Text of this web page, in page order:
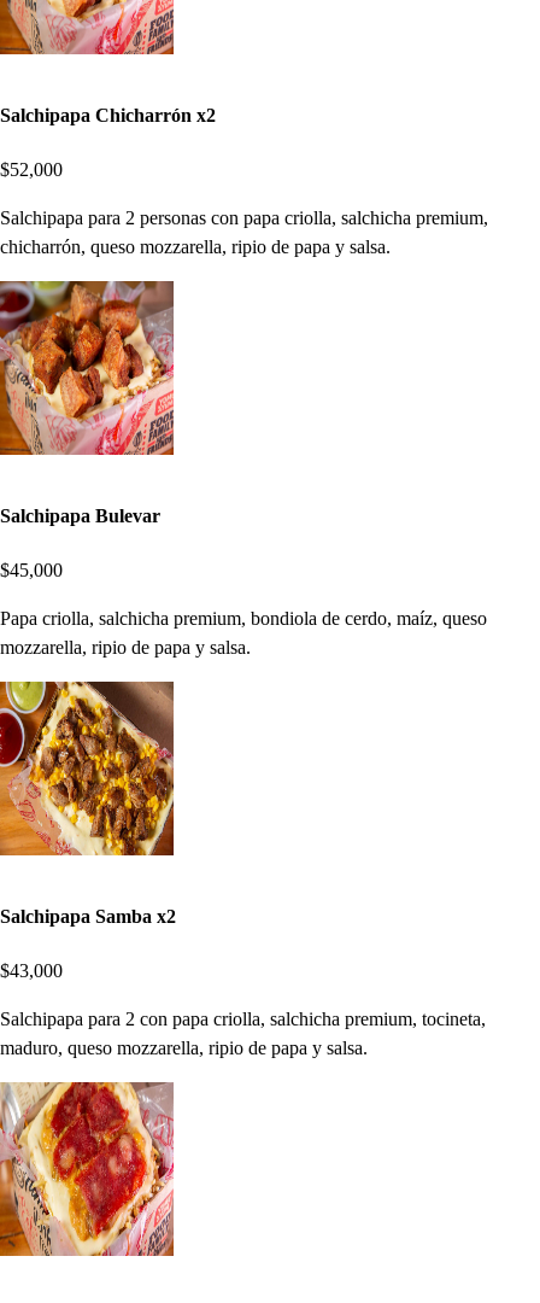
Salchipapa Chicharrón x2
$52,000
Salchipapa para 2 personas con papa criolla, salchicha premium,
chicharrón, queso mozzarella, ripio de papa y salsa.
Salchipapa Bulevar
$45,000
Papa criolla, salchicha premium, bondiola de cerdo, maíz, queso
mozzarella, ripio de papa y salsa.
Salchipapa Samba x2
$43,000
Salchipapa para 2 con papa criolla, salchicha premium, tocineta,
maduro, queso mozzarella, ripio de papa y salsa.